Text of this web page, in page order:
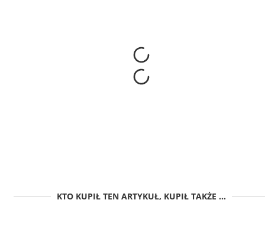
KTO KUPIŁ TEN ARTYKUŁ, KUPIŁ TAKŻE ...